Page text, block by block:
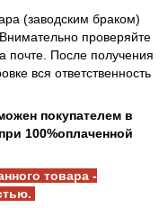
(заводским браком)
проверяйте
почте. После получения
вся ответственность
покупателем в
100%оплаченной
товара -